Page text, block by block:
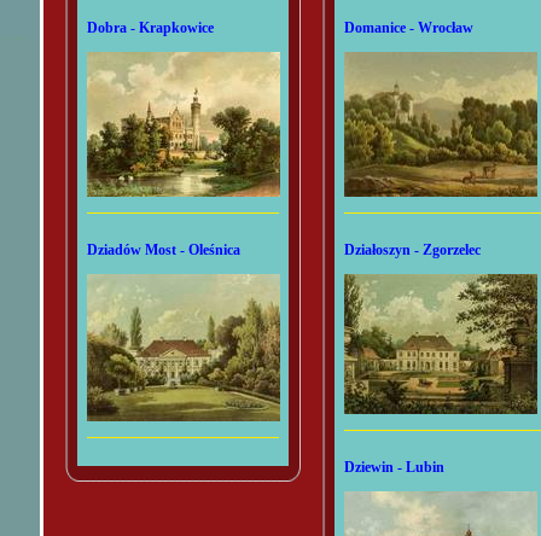
Dobra - Krapkowice
Dziadów Most - Oleśnica
Domanice - Wrocław
Działoszyn - Zgorzelec
Dziewin - Lubin